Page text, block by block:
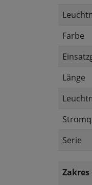
Farbe
Länge
Serie